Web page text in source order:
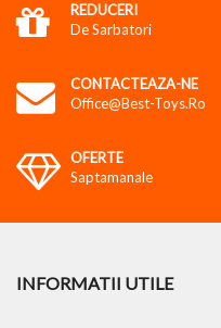
REDUCERI
De Sarbatori
CONTACTEAZA-NE
Office@best-Toys.ro
OFERTE
Saptamanale
INFORMATII UTILE